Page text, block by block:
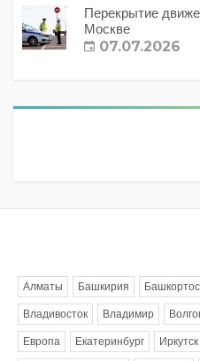
Перекрытие
Москве
07.07.2026
Алматы Башкирия
Владивосток Владимир
Европа Екатеринбург Иркутск